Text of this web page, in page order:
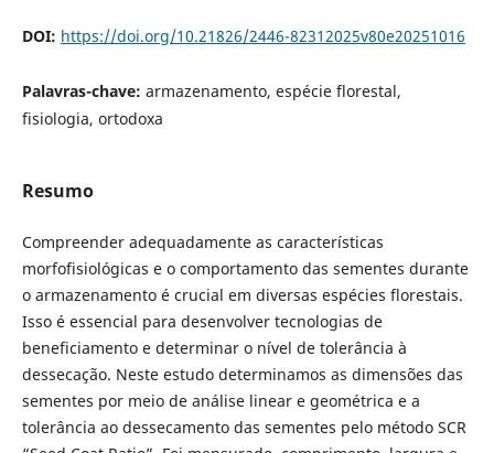
DOI: https://doi.org/10.21826/2446-82312025v80e20251016
Palavras-chave: armazenamento, espécie florestal,
fisiologia, ortodoxa
Resumo
Compreender adequadamente as características
morfofisiológicas e o comportamento das sementes durante
o armazenamento é crucial em diversas espécies florestais.
Isso é essencial para desenvolver tecnologias de
beneficiamento e determinar o nível de tolerância à
dessecação. Neste estudo determinamos as dimensões das
sementes por meio de análise linear e geométrica e a
tolerância ao dessecamento das sementes pelo método SCR